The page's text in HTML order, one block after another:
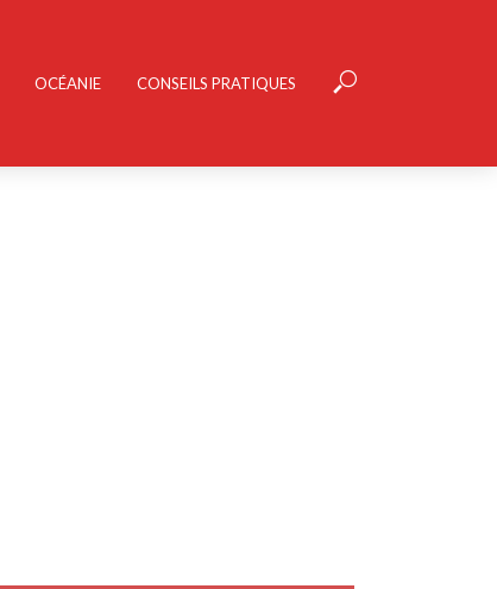
OCÉANIE CONSEILS PRATIQUES